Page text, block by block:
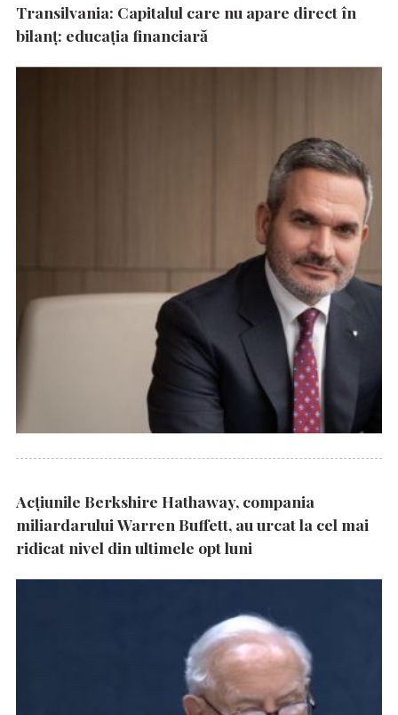
Transilvania: Capitalul care nu apare direct în
bilanț: educația financiară
Acțiunile Berkshire Hathaway, compania
miliardarului Warren Buffett, au urcat la cel mai
ridicat nivel din ultimele opt luni